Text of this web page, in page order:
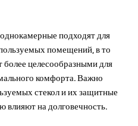
подходят для
помещений, в то
целесообразными для
комфорта. Важно
стекол и их защитные
влияют на долговечность.